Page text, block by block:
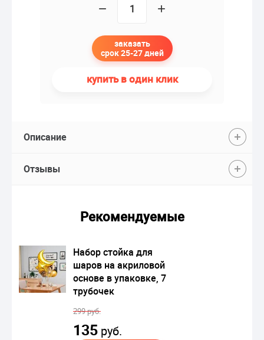
− +
заказать
срок 25-27 дней
купить в один клик
Описание
Отзывы
Рекомендуемые
Набор стойка для
шаров на акриловой
основе в упаковке, 7
трубочек
299 руб.
135 руб.